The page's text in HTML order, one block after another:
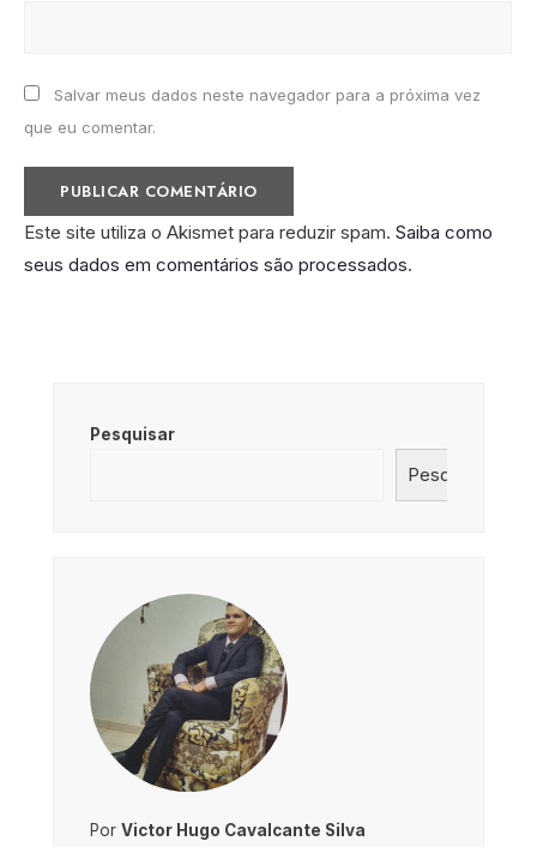
Salvar meus dados neste navegador para a próxima vez
que eu comentar.
Este site utiliza o Akismet para reduzir spam. Saiba como
seus dados em comentários são processados.
Pesquisar
Pesquisar
Por Victor Hugo Cavalcante Silva